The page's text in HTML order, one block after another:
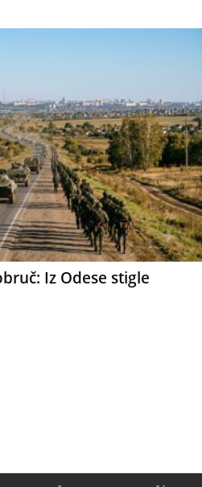
Iz Odese stigle